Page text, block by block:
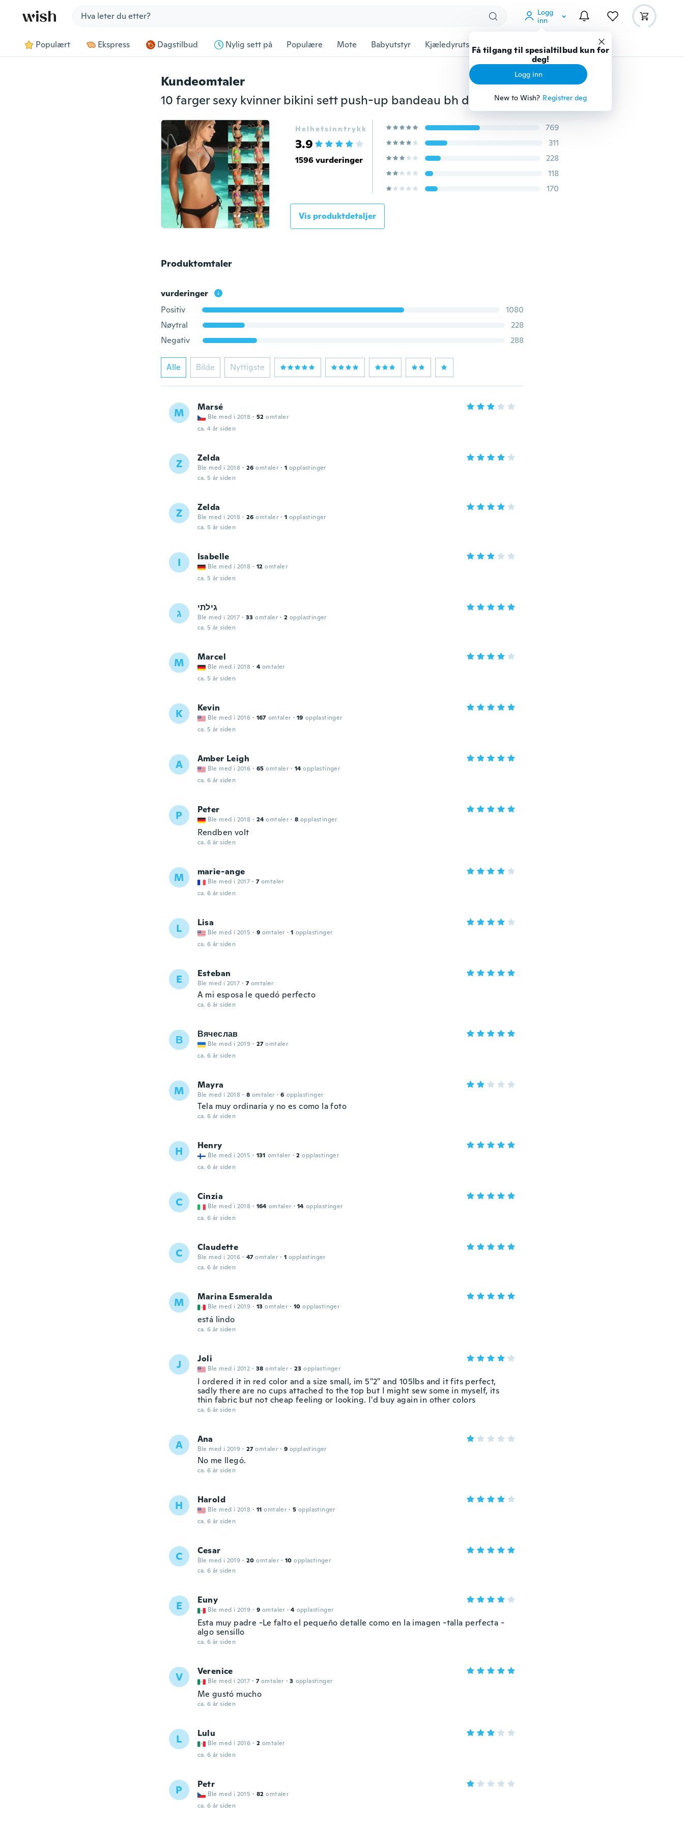
Logg
inn
Få tilgang til spesialtilbud kun for
deg!
Logg inn
New to Wish? Registrer deg
Populært Ekspress Dagstilbud Nylig sett på Populære Mote Babyutstyr Kjæledyrutstyr Gadgets Verktøy
Kundeomtaler
10 farger sexy kvinner bikini sett push-up bandeau bh damer korte undertøy sett badetøy
Helhetsinntrykk
3.9
1596 vurderinger
769
311
228
118
170
Vis produktdetaljer
Produktomtaler
vurderinger
Positiv
1080
Nøytral
228
Negativ
288
Alle Bilde Nyttigste
M Marsé
Ble med i 2018 · 52 omtaler
ca. 4 år siden
Z Zelda
Ble med i 2018 · 26 omtaler · 1 opplastinger
ca. 5 år siden
Z Zelda
Ble med i 2018 · 26 omtaler · 1 opplastinger
ca. 5 år siden
I Isabelle
Ble med i 2018 · 12 omtaler
ca. 5 år siden
ג גילתי
Ble med i 2017 · 33 omtaler · 2 opplastinger
ca. 5 år siden
M Marcel
Ble med i 2018 · 4 omtaler
ca. 5 år siden
K Kevin
Ble med i 2016 · 167 omtaler · 19 opplastinger
ca. 5 år siden
A Amber Leigh
Ble med i 2016 · 65 omtaler · 14 opplastinger
ca. 6 år siden
P Peter
Ble med i 2018 · 24 omtaler · 8 opplastinger
Rendben volt
ca. 6 år siden
M marie-ange
Ble med i 2017 · 7 omtaler
ca. 6 år siden
L Lisa
Ble med i 2015 · 9 omtaler · 1 opplastinger
ca. 6 år siden
E Esteban
Ble med i 2017 · 7 omtaler
A mi esposa le quedó perfecto
ca. 6 år siden
В Вячеслав
Ble med i 2019 · 27 omtaler
ca. 6 år siden
M Mayra
Ble med i 2018 · 8 omtaler · 6 opplastinger
Tela muy ordinaria y no es como la foto
ca. 6 år siden
H Henry
Ble med i 2015 · 131 omtaler · 2 opplastinger
ca. 6 år siden
C Cinzia
Ble med i 2018 · 164 omtaler · 14 opplastinger
ca. 6 år siden
C Claudette
Ble med i 2016 · 47 omtaler · 1 opplastinger
ca. 6 år siden
M Marina Esmeralda
Ble med i 2019 · 13 omtaler · 10 opplastinger
está lindo
ca. 6 år siden
J Joli
Ble med i 2012 · 38 omtaler · 23 opplastinger
I ordered it in red color and a size small, im 5"2" and 105lbs and it fits perfect,
sadly there are no cups attached to the top but I might sew some in myself, its
thin fabric but not cheap feeling or looking. I'd buy again in other colors
ca. 6 år siden
A Ana
Ble med i 2019 · 27 omtaler · 9 opplastinger
No me llegó.
ca. 6 år siden
H Harold
Ble med i 2018 · 11 omtaler · 5 opplastinger
ca. 6 år siden
C Cesar
Ble med i 2019 · 20 omtaler · 10 opplastinger
ca. 6 år siden
E Euny
Ble med i 2019 · 9 omtaler · 4 opplastinger
Esta muy padre -Le falto el pequeño detalle como en la imagen -talla perfecta -
algo sensillo
ca. 6 år siden
V Verenice
Ble med i 2017 · 7 omtaler · 3 opplastinger
Me gustó mucho
ca. 6 år siden
L Lulu
Ble med i 2016 · 2 omtaler
ca. 6 år siden
P Petr
Ble med i 2015 · 82 omtaler
ca. 6 år siden